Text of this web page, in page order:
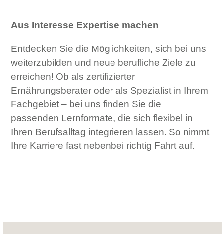
Aus Interesse Expertise machen
Entdecken Sie die Möglichkeiten, sich bei uns
weiterzubilden und neue berufliche Ziele zu
erreichen! Ob als zertifizierter
Ernährungsberater oder als Spezialist in Ihrem
Fachgebiet – bei uns finden Sie die
passenden Lernformate, die sich flexibel in
Ihren Berufsalltag integrieren lassen. So nimmt
Ihre Karriere fast nebenbei richtig Fahrt auf.